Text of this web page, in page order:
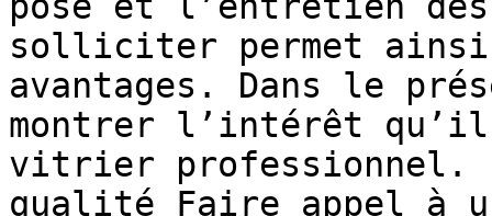
solliciter permet
avantages. Dans le
montrer l’intérêt
vitrier professionnel.
qualité Faire appel à